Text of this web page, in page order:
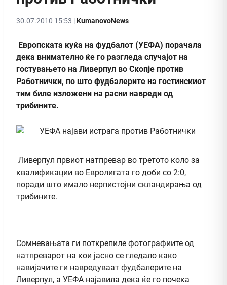
30.07.2010 15:53 |KumanovoNews
Европската куќа на фудбалот (УЕФА) порачала
дека внимателно ќе го разгледа случајот на
гостувањето на Ливерпул во Скопје против
Работнички, по што фудбалерите на гостинскиот
тим биле изложени на расни навреди од
трибините.
Ливерпул првиот натпревар во третото коло за
квалификации во Евролигата го доби со 2:0,
поради што имало нерпистојни скландирања од
трибините.
Сомневањата ги поткрепиле фотографиите од
натпреварот на кои јасно се гледало како
навијачите ги навредуваат фудбалерите на
Ливерпул, а УЕФА најавила дека ќе го почека